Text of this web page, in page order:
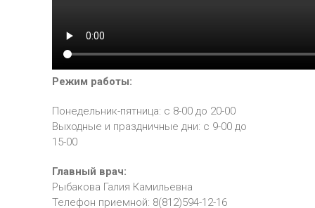
Режим работы:
Понедельник-пятница: с 8-00 до 20-00
Выходные и праздничные дни: с 9-00 до
15-00
Главный врач:
Рыбакова Галия Камильевна
Телефон приемной: 8(812)594-12-16